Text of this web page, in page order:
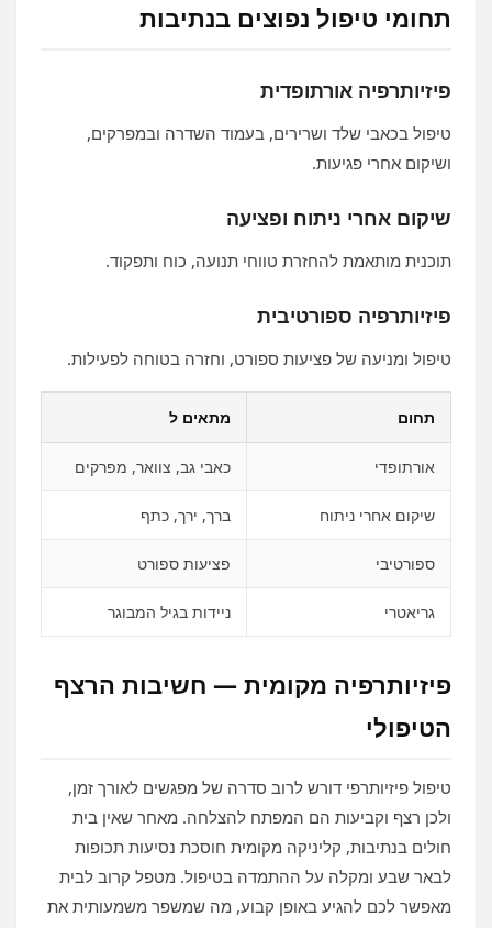
תחומי טיפול נפוצים בנתיבות
פיזיותרפיה אורתופדית
טיפול בכאבי שלד ושרירים, בעמוד השדרה ובמפרקים,
ושיקום אחרי פגיעות.
שיקום אחרי ניתוח ופציעה
תוכנית מותאמת להחזרת טווחי תנועה, כוח ותפקוד.
פיזיותרפיה ספורטיבית
טיפול ומניעה של פציעות ספורט, וחזרה בטוחה לפעילות.
תחום מתאים ל
אורתופדי כאבי גב, צוואר, מפרקים
שיקום אחרי ניתוח ברך, ירך, כתף
ספורטיבי פציעות ספורט
גריאטרי ניידות בגיל המבוגר
פיזיותרפיה מקומית — חשיבות הרצף
הטיפולי
טיפול פיזיותרפי דורש לרוב סדרה של מפגשים לאורך זמן,
ולכן רצף וקביעות הם המפתח להצלחה. מאחר שאין בית
חולים בנתיבות, קליניקה מקומית חוסכת נסיעות תכופות
לבאר שבע ומקלה על ההתמדה בטיפול. מטפל קרוב לבית
מאפשר לכם להגיע באופן קבוע, מה שמשפר משמעותית את